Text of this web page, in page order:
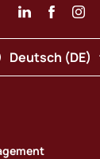
Deutsch (DE)